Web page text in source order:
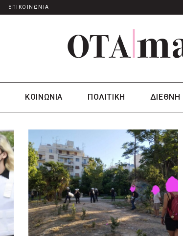
ΕΠΙΚΟΙΝΩΝΙΑ
ΚΟΙΝΩΝΙΑ ΠΟΛΙΤΙΚΗ ΔΙΕΘΝΗ